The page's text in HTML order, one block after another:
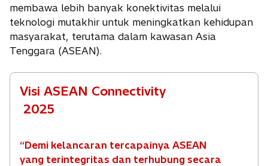
membawa lebih banyak konektivitas melalui
teknologi mutakhir untuk meningkatkan kehidupan
masyarakat, terutama dalam kawasan Asia
Tenggara (ASEAN).
Visi ASEAN Connectivity
2025
“Demi kelancaran tercapainya ASEAN
yang terintegritas dan terhubung secara